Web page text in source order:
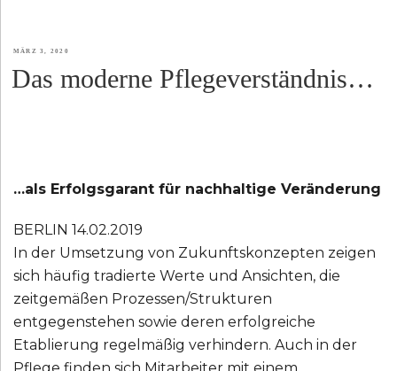
VERÖFFENTLICHT
AM
MÄRZ 3, 2020
Das moderne Pflegeverständnis…
…als Erfolgsgarant für nachhaltige Veränderung
BERLIN 14.02.2019
In der Umsetzung von Zukunftskonzepten zeigen
sich häufig tradierte Werte und Ansichten, die
zeitgemäßen Prozessen/Strukturen
entgegenstehen sowie deren erfolgreiche
Etablierung regelmäßig verhindern. Auch in der